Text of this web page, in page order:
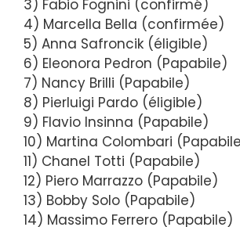
3) Fabio Fognini (confirmé)
4) Marcella Bella (confirmée)
5) Anna Safroncik (éligible)
6) Eleonora Pedron (Papabile)
7) Nancy Brilli (Papabile)
8) Pierluigi Pardo (éligible)
9) Flavio Insinna (Papabile)
10) Martina Colombari
11) Chanel Totti (Papabile)
12) Piero Marrazzo (Papabile)
13) Bobby Solo (Papabile)
14) Massimo Ferrero (Papabile)